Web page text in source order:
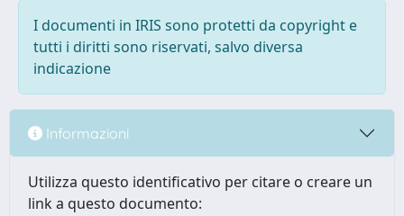
I documenti in IRIS sono protetti da copyright e
tutti i diritti sono riservati, salvo diversa
indicazione
Informazioni
Utilizza questo identificativo per citare o creare un
link a questo documento: